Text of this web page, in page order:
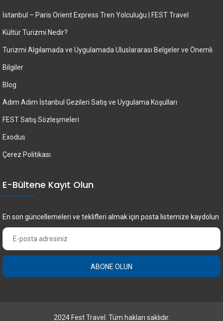
İstanbul – Paris Orient Express Tren Yolculuğu | FEST Travel
Kültür Turizmi Nedir?
Turizmi Algılamada ve Uygulamada Uluslararası Belgeler ve Önemli
Bilgiler
Blog
Adım Adım İstanbul Gezileri Satış ve Uygulama Koşulları
FEST Satış Sözleşmeleri
Exodus
Çerez Politikası
E-Bültene Kayıt Olun
En son güncellemeleri ve teklifleri almak için posta listemize kaydolun
ABONE OLUN
2024 Fest Travel. Tüm hakları saklıdır.